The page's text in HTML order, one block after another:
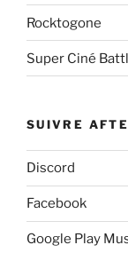
Rocktogone
Super Ciné
SUIVRE
Discord
Facebook
Google Play